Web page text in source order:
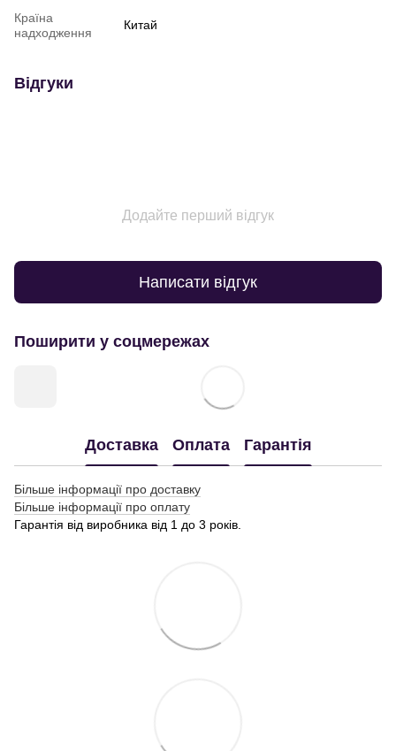
Країна
надходження
Китай
Відгуки
Додайте перший відгук
Написати відгук
Поширити у соцмережах
Доставка Оплата Гарантія
Більше інформації про доставку
Більше інформації про оплату
Гарантія від виробника від 1 до 3 років.